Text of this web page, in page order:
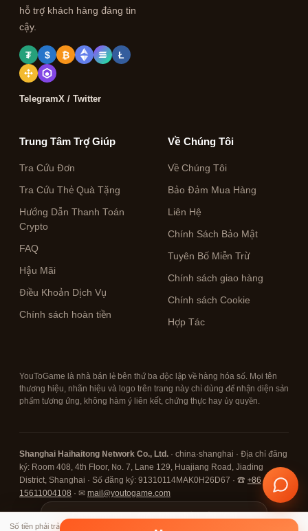
Số tiền phải trả
hỗ trợ khách hàng đáng tin
cậy.
₮ $ ₿ Ł
TelegramX / Twitter
Trung Tâm Trợ Giúp
Tra Cứu Đơn
Tra Cứu Thẻ Quà Tặng
Hướng Dẫn Thanh Toán
Crypto
FAQ
Hậu Mãi
Điều Khoản Dịch Vụ
Chính sách hoàn tiền
Về Chúng Tôi
Về Chúng Tôi
Bảo Đảm Mua Hàng
Liên Hệ
Chính Sách Bảo Mật
Tuyên Bố Miễn Trừ
Chính sách giao hàng
Chính sách Cookie
Hợp Tác
YouToGame là nhà bán lẻ bên thứ ba độc lập về hàng hóa số. Mọi tên
thương hiệu, nhãn hiệu và logo trên trang này chỉ dùng để nhận diện sản
phẩm tương ứng, không hàm ý liên kết, chứng thực hay ủy quyền.
Shanghai Haihaitong Network Co., Ltd. · china·shanghai · Địa chỉ đăng
ký: Room 408, 4th Floor, No. 7, Lane 129, Huajiang Road, Jiading
District, Shanghai · Số đăng ký: 91310114MAK0H26D67 · ☎ +86
15611004108 · ✉ mail@youtogame.com
© 2026 YouToGame ·Chạm menu ⋮ (góc trên phải), rồi "Cài
đặt ứng dụng / Thêm vào Màn Hình
✕